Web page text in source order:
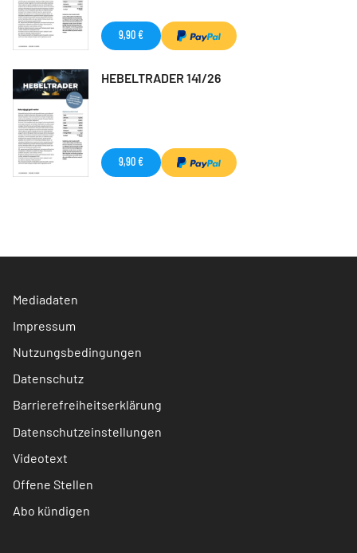
9,90 €
HEBELTRADER 141/26
9,90 €
Mediadaten
Impressum
Nutzungsbedingungen
Datenschutz
Barrierefreiheitserklärung
Datenschutzeinstellungen
Videotext
Offene Stellen
Abo kündigen